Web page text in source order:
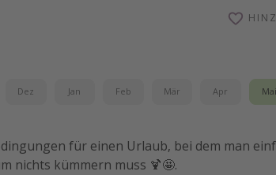
Dez Jan Feb Mär Apr Mai
für einen Urlaub, bei dem man
nichts kümmern muss 🍹🤩.